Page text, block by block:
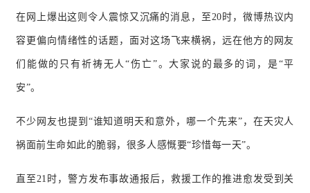
在网上爆出这则令人震惊又沉痛的消息，至20时，微博热议内
容更偏向情绪性的话题，面对这场飞来横祸，远在他方的网友
们能做的只有祈祷无人“伤亡”。大家说的最多的词，是“平
安”。
不少网友也提到 “谁知道明天和意外，哪一个先来”，在天灾人
祸面前生命如此的脆弱，很多人感慨要“珍惜每一天”。
直至21时，警方发布事故通报后，救援工作的推进愈发受到关